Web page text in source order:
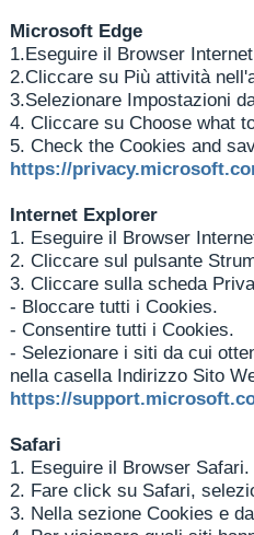
Microsoft Edge
1.Eseguire il Browser
2.Cliccare su Più attività
3.Selezionare Impostazioni
4. Cliccare su Choose what
5. Check the Cookies and
https://
Internet Explorer
1. Eseguire il Browser
2. Cliccare sul pulsante
3. Cliccare sulla scheda
- Bloccare tutti i Cookies.
- Consentire tutti i Cookies.
- Selezionare i siti da cui
nella casella Indirizzo Sito
https://
Safari
1. Eseguire il Browser Safari.
2. Fare click su Safari,
3. Nella sezione Cookies e